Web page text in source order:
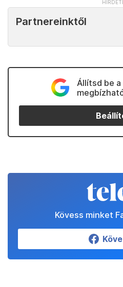
Partnereinktől
Állítsd be
Kövess minket